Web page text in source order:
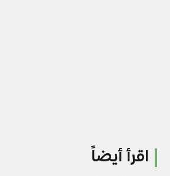
اقرأ أيضاً